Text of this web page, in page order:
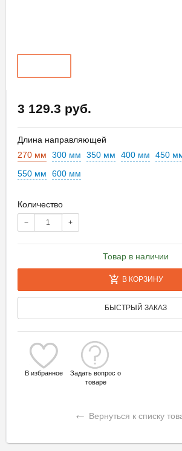
3 129.3 руб.
Длина направляющей
270 мм
300 мм 350 мм 400 мм 450
550 мм
600 мм
Количество
− +
Товар в наличии
В КОРЗИНУ
БЫСТРЫЙ ЗАКАЗ
В избранное
Задать вопрос о
товаре
← Вернуться к списку